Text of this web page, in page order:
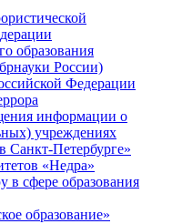
образования
России)
Федерации
информации о
учреждениях
Санкт-Петербурге»
«Недра»
в сфере образования
образование»